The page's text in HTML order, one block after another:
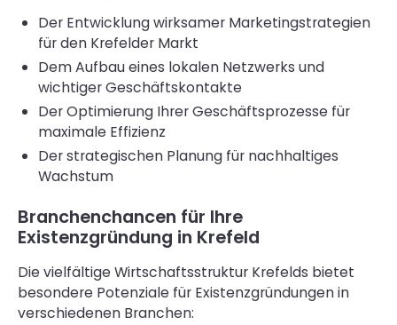
Der Entwicklung wirksamer Marketingstrategien
für den Krefelder Markt
Dem Aufbau eines lokalen Netzwerks und
wichtiger Geschäftskontakte
Der Optimierung Ihrer Geschäftsprozesse für
maximale Effizienz
Der strategischen Planung für nachhaltiges
Wachstum
Branchenchancen für Ihre
Existenzgründung in Krefeld
Die vielfältige Wirtschaftsstruktur Krefelds bietet
besondere Potenziale für Existenzgründungen in
verschiedenen Branchen: